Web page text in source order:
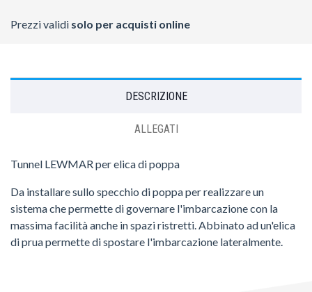
Prezzi validi solo per acquisti online
DESCRIZIONE
ALLEGATI
Tunnel LEWMAR per elica di poppa
Da installare sullo specchio di poppa per realizzare un
sistema che permette di governare l'imbarcazione con la
massima facilità anche in spazi ristretti. Abbinato ad un'elica
di prua permette di spostare l'imbarcazione lateralmente.